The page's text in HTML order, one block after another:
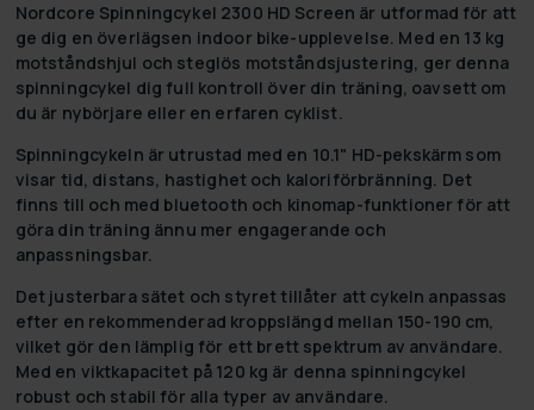
Nordcore Spinningcykel 2300 HD Screen är utformad för att
ge dig en överlägsen indoor bike-upplevelse. Med en 13 kg
motståndshjul och steglös motståndsjustering, ger denna
spinningcykel dig full kontroll över din träning, oavsett om
du är nybörjare eller en erfaren cyklist.
Spinningcykeln är utrustad med en 10.1" HD-pekskärm som
visar tid, distans, hastighet och kaloriförbränning. Det
finns till och med bluetooth och kinomap-funktioner för att
göra din träning ännu mer engagerande och
anpassningsbar.
Det justerbara sätet och styret tillåter att cykeln anpassas
efter en rekommenderad kroppslängd mellan 150-190 cm,
vilket gör den lämplig för ett brett spektrum av användare.
Med en viktkapacitet på 120 kg är denna spinningcykel
robust och stabil för alla typer av användare.